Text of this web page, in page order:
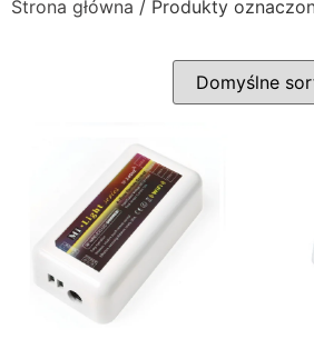
Strona główna / Produkty